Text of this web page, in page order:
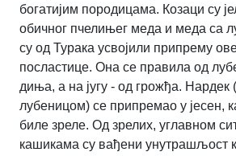
богатијим породицама. Козаци су
обичног пчелињег меда и меда са
су од Турака усвојили припрему
посластице. Она се правила од
диња, а на југу - од грожђа. Нардек
лубеницом) се припремао у јесен,
биле зреле. Од зрелих, углавном
кашикама су вађени унутрашљост